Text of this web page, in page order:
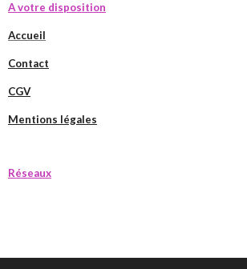
A votre disposition
Accueil
Contact
CGV
Mentions légales
Réseaux